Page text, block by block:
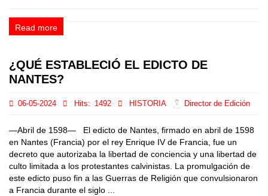
Read more
¿QUÉ ESTABLECIÓ EL EDICTO DE
NANTES?
06-05-2024 Hits: 1492 HISTORIA Director de Edición
—Abril de 1598— El edicto de Nantes, firmado en abril de 1598
en Nantes (Francia) por el rey Enrique IV de Francia, fue un
decreto que autorizaba la libertad de conciencia y una libertad de
culto limitada a los protestantes calvinistas. La promulgación de
este edicto puso fin a las Guerras de Religión que convulsionaron
a Francia durante el siglo ...